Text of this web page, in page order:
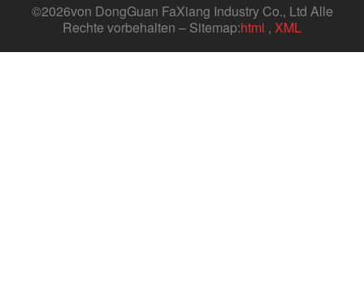
©2026von DongGuan FaXiang Industry Co., Ltd Alle
Rechte vorbehalten – Sitemap:html , XML